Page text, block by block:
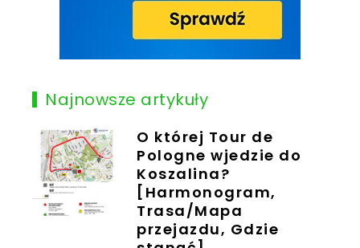
Najnowsze artykuły
O której Tour de
Pologne wjedzie do
Koszalina?
[Harmonogram,
Trasa/Mapa
przejazdu, Gdzie